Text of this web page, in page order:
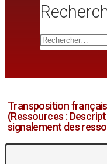
Transposition
(Ressources :
signalement des